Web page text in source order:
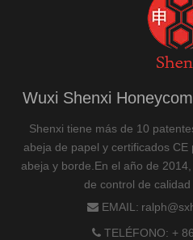
Wuxi Shenxi
Shenxi tiene más de 10
abeja de papel y certificados
abeja y borde.En el año de
de control de calidad
 EMAIL:
 TELÉFONO: +